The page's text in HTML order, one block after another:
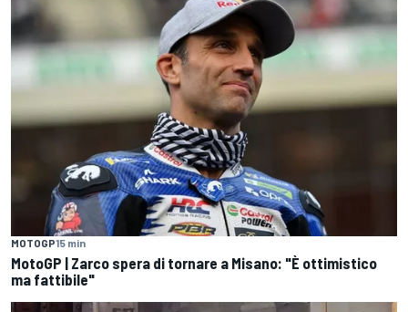
MOTOGP15 min
MotoGP | Zarco spera di tornare a Misano: "È ottimistico
ma fattibile"